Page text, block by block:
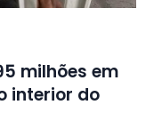
milhões em
interior do